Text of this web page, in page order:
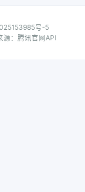
号-5
：腾讯官网API